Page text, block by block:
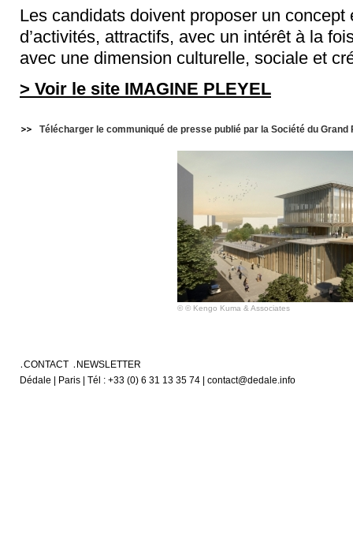
Les candidats doivent proposer un
d’activités, attractifs, avec un intérêt à la
avec une dimension culturelle, sociale et
> Voir le site IMAGINE PLEYEL
Télécharger le communiqué de presse publié par la Société du Grand
© © Kengo Kuma & Associates
CONTACT
NEWSLETTER
Dédale | Paris | Tél : +33 (0) 6 31 13 35 74 | contact@dedale.info